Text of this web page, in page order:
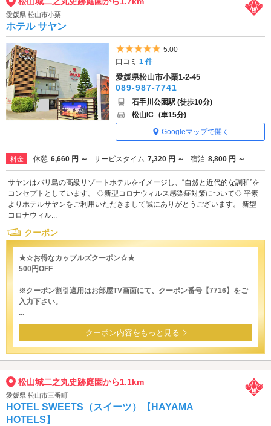
愛媛県 松山市小栗
ホテル サヤン
5つ星のうち5
5.00
口コミ1 件
愛媛県松山市小栗1-2-45
089-987-7741
石手川公園駅 (徒歩10分)
松山IC (車15分)
Googleマップで開く
料金 休憩 6,660 円 ～ サービスタイム 7,320 円 ～ 宿泊 8,800 円 ～
サヤンはバリ島の高級リゾートホテルをイメージし、“自然と近代的な調和”を
コンセプトとしています。 ◇新型コロナウィルス感染症対策について◇ 平素
よりホテルサヤンをご利用いただきまして誠にありがとうございます。 新型
コロナウィル...
クーポン
★☆お得なカップルズクーポン☆★
500円OFF
※クーポン割引適用はお部屋TV画面にて、クーポン番号【7716】をご
入力下さい。
...
クーポン内容をもっと見る
松山城二之丸史跡庭園から1.1km
愛媛県 松山市三番町
HOTEL SWEETS（スイーツ）【HAYAMA
HOTELS】